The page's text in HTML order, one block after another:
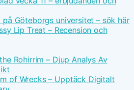
på Göteborgs universitet – sök här
Lip Treat – Recension och
Rohirrim – Djup Analys Av
of Wrecks – Upptäck Digitalt